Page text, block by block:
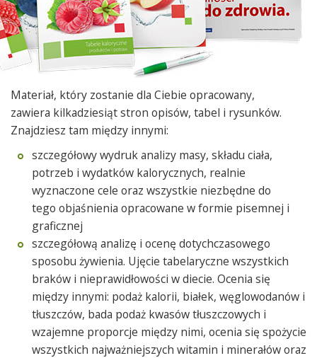
Materiał, który zostanie dla Ciebie opracowany,
zawiera kilkadziesiąt stron opisów, tabel i rysunków.
Znajdziesz tam między innymi:
szczegółowy wydruk analizy masy, składu ciała,
potrzeb i wydatków kalorycznych, realnie
wyznaczone cele oraz wszystkie niezbędne do
tego objaśnienia opracowane w formie pisemnej i
graficznej
szczegółową analizę i ocenę dotychczasowego
sposobu żywienia. Ujęcie tabelaryczne wszystkich
braków i nieprawidłowości w diecie. Ocenia się
między innymi: podaż kalorii, białek, węglowodanów i
tłuszczów, bada podaż kwasów tłuszczowych i
wzajemne proporcje między nimi, ocenia się spożycie
wszystkich najważniejszych witamin i minerałów oraz